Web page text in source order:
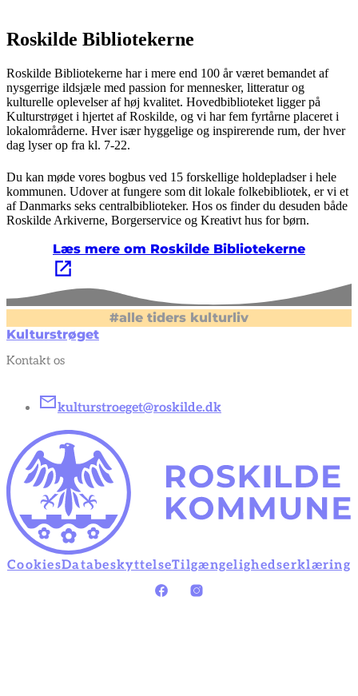
Roskilde Bibliotekerne
Roskilde Bibliotekerne har i mere end 100 år været bemandet af
nysgerrige ildsjæle med passion for mennesker, litteratur og
kulturelle oplevelser af høj kvalitet. Hovedbiblioteket ligger på
Kulturstrøget i hjertet af Roskilde, og vi har fem fyrtårne placeret i
lokalområderne. Hver især hyggelige og inspirerende rum, der hver
dag lyser op fra kl. 7-22.
Du kan møde vores bogbus ved 15 forskellige holdepladser i hele
kommunen. Udover at fungere som dit lokale folkebibliotek, er vi et
af Danmarks seks centralbiblioteker. Hos os finder du desuden både
Roskilde Arkiverne, Borgerservice og Kreativt hus for børn.
Læs mere om Roskilde Bibliotekerne
#alle tiders kulturliv
Kulturstrøget
Kontakt os
kulturstroeget@roskilde.dk
CookiesDatabeskyttelseTilgængelighedserklæring